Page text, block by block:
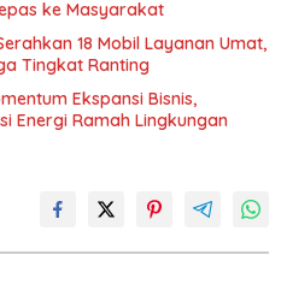
ke Masyarakat
18 Mobil Layanan Umat,
Tingkat Ranting
Ekspansi Bisnis,
Energi Ramah Lingkungan